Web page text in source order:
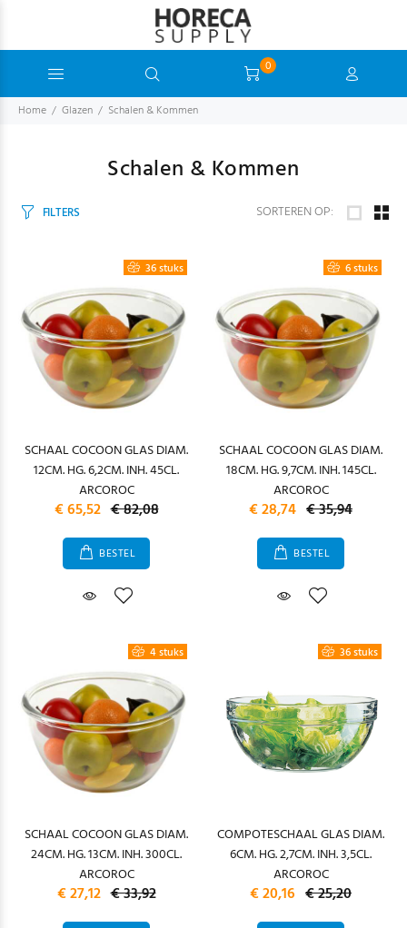
0
Home Glazen Schalen & Kommen
Schalen & Kommen
FILTERS SORTEREN OP:
36 stuks
SCHAAL COCOON GLAS DIAM.
12CM. HG. 6,2CM. INH. 45CL.
ARCOROC
€ 65,52 € 82,08
BESTEL
6 stuks
SCHAAL COCOON GLAS DIAM.
18CM. HG. 9,7CM. INH. 145CL.
ARCOROC
€ 28,74 € 35,94
BESTEL
4 stuks
SCHAAL COCOON GLAS DIAM.
24CM. HG. 13CM. INH. 300CL.
ARCOROC
€ 27,12 € 33,92
36 stuks
COMPOTESCHAAL GLAS DIAM.
6CM. HG. 2,7CM. INH. 3,5CL.
ARCOROC
€ 20,16 € 25,20